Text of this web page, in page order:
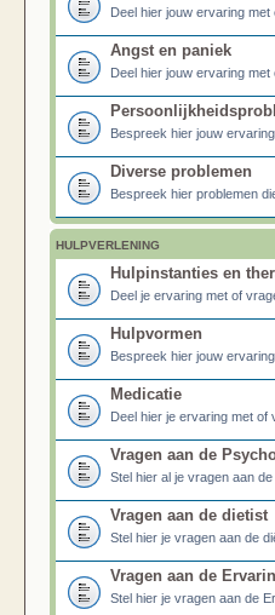
Deel hier jouw ervaring
Angst en paniek
Deel hier jouw ervaring
Bespreek hier jouw
Diverse problemen
Bespreek hier problemen
HULPVERLENING
Hulpinstanties en
Deel je ervaring met of
Hulpvormen
Bespreek hier jouw
Medicatie
Deel hier je ervaring met of
Vragen aan de
Stel hier al je vragen aan
Vragen aan de dietist
Stel hier je vragen aan de
Vragen aan de
Stel hier je vragen aan de